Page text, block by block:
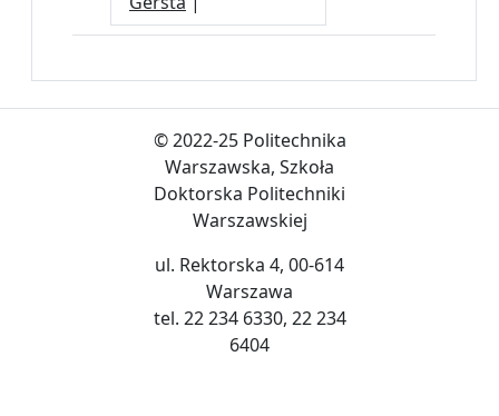
© 2022-25 Politechnika
Warszawska, Szkoła
Doktorska Politechniki
Warszawskiej
ul. Rektorska 4, 00-614
Warszawa
tel. 22 234 6330, 22 234
6404